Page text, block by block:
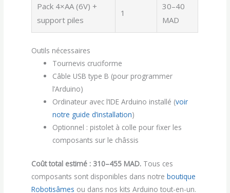
Pack 4×AA (6V) +
support piles
1
30–40
MAD
Outils nécessaires
Tournevis cruciforme
Câble USB type B (pour programmer
l’Arduino)
Ordinateur avec l’IDE Arduino installé (voir
notre guide d’installation)
Optionnel : pistolet à colle pour fixer les
composants sur le châssis
Coût total estimé : 310–455 MAD. Tous ces
composants sont disponibles dans notreboutique
Robotisâmes ou dans nos kits Arduino tout-en-un.